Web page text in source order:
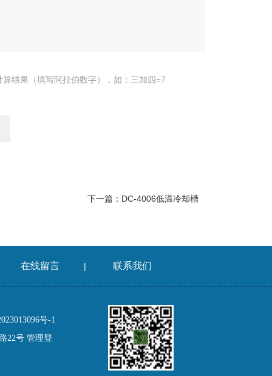
算结果（填写阿拉伯数字），如：三加四=7
下一篇： DC-4006低温冷却槽
在线留言 | 联系我们
号-1
22号 管理登